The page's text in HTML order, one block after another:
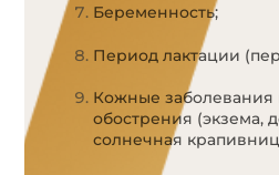
Беременность;
Период лактации
Кожные заболевания
обострения (экзема,
солнечная